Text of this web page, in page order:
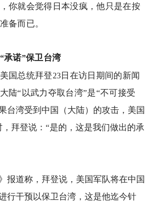
你就会觉得日本没疯，他只是在按
备而已。
“承诺”保卫台湾
美国总统拜登23 日在访日期间的新闻
陆“以武力夺取台湾”是“不可接受
台湾受到中国（大陆）的攻击，美国
拜登说：“是的，这是我们做出的承
报道称，拜登说，美国军队将在中国
行干预以保卫台湾，这是他迄今针